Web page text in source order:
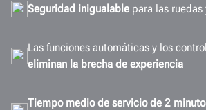
Especificaciones
Documentos
Seguridad inigualable para las
Las funciones automáticas y los
eliminan la brecha de experiencia
Tiempo medio de servicio de 2